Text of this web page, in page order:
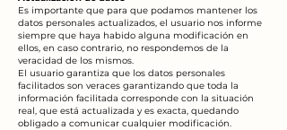
Es importante que para que podamos mantener los
datos personales actualizados, el usuario nos informe
siempre que haya habido alguna modificación en
ellos, en caso contrario, no respondemos de la
veracidad de los mismos.
El usuario garantiza que los datos personales
facilitados son veraces garantizando que toda la
información facilitada corresponde con la situación
real, que está actualizada y es exacta, quedando
obligado a comunicar cualquier modificación.